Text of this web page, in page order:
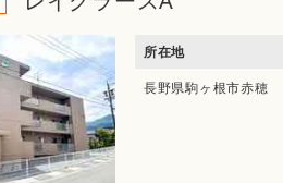
所在地
長野県駒ヶ根市赤穂